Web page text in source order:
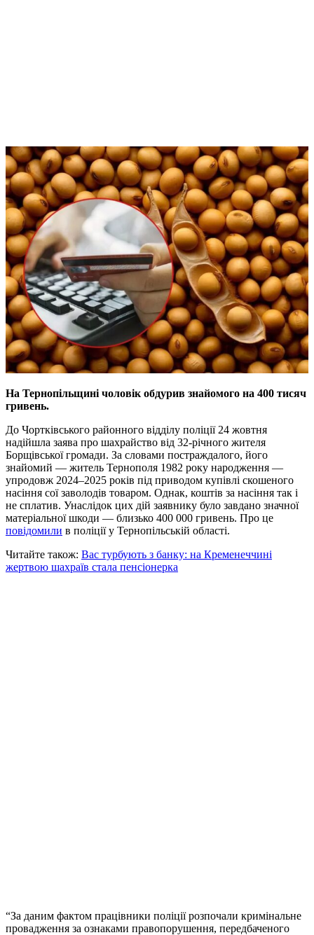
На Тернопільщині чоловік обдурив знайомого на 400 тисяч
гривень.
До Чортківського районного відділу поліції 24 жовтня
надійшла заява про шахрайство від 32-річного жителя
Борщівської громади. За словами постраждалого, його
знайомий — житель Тернополя 1982 року народження —
упродовж 2024–2025 років під приводом купівлі скошеного
насіння сої заволодів товаром. Однак, коштів за насіння так і
не сплатив. Унаслідок цих дій заявнику було завдано значної
матеріальної шкоди — близько 400 000 гривень. Про це
повідомили в поліції у Тернопільській області.
Читайте також: Вас турбують з банку: на Кременеччині
жертвою шахраїв стала пенсіонерка
“За даним фактом працівники поліції розпочали кримінальне
провадження за ознаками правопорушення, передбаченого